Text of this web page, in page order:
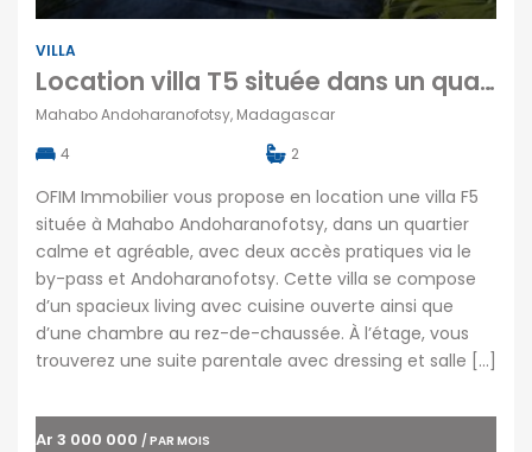
VILLA
Location villa T5 située dans un quartier calme à Mahabo Andoharanofotsy Madagascar
Mahabo Andoharanofotsy, Madagascar
4
2
OFIM Immobilier vous propose en location une villa F5
située à Mahabo Andoharanofotsy, dans un quartier
calme et agréable, avec deux accès pratiques via le
by-pass et Andoharanofotsy. Cette villa se compose
d’un spacieux living avec cuisine ouverte ainsi que
d’une chambre au rez-de-chaussée. À l’étage, vous
trouverez une suite parentale avec dressing et salle […]
Ar 3 000 000 / PAR MOIS